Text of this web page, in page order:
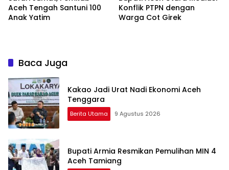
Aceh Tengah Santuni 100
Anak Yatim
Konflik PTPN dengan
Warga Cot Girek
Baca Juga
Kakao Jadi Urat Nadi Ekonomi Aceh
Tenggara
Berita Utama 9 Agustus 2026
Bupati Armia Resmikan Pemulihan MIN 4
Aceh Tamiang